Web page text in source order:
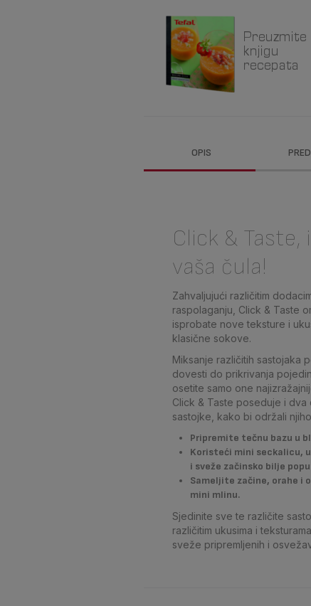
OPIS
Click &
vaša čula!
Zahvaljujući različitim
raspolaganju, Click & Taste
isprobate nove teksture i
klasične sokove.
Miksanje različitih sastojaka
dovesti do prikrivanja
osetite samo one
Click & Taste poseduje i
sastojke, kako bi održali
Pripremite tečnu bazu u
Koristeći mini seckalicu,
i sveže začinsko bilje
Sameljite začine, orahe i
mini mlinu.
Sjedinite sve te različite
različitim ukusima i
sveže pripremljenih i